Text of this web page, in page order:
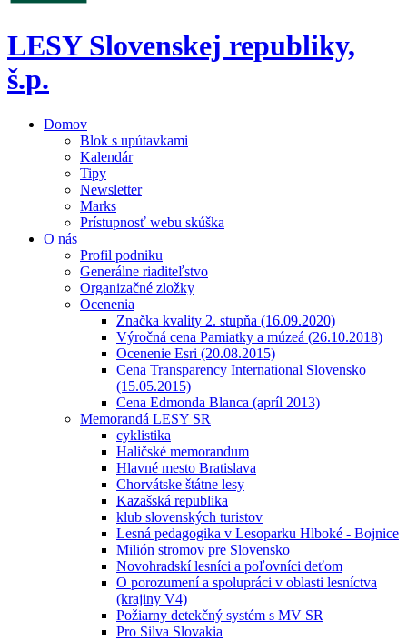
LESY Slovenskej republiky,
š.p.
Domov
Blok s upútavkami
Kalendár
Tipy
Newsletter
Marks
Prístupnosť webu skúška
O nás
Profil podniku
Generálne riaditeľstvo
Organizačné zložky
Ocenenia
Značka kvality 2. stupňa (16.09.2020)
Výročná cena Pamiatky a múzeá (26.10.2018)
Ocenenie Esri (20.08.2015)
Cena Transparency International Slovensko
(15.05.2015)
Cena Edmonda Blanca (apríl 2013)
Memorandá LESY SR
cyklistika
Haličské memorandum
Hlavné mesto Bratislava
Chorvátske štátne lesy
Kazašská republika
klub slovenských turistov
Lesná pedagogika v Lesoparku Hlboké - Bojnice
Milión stromov pre Slovensko
Novohradskí lesníci a poľovníci deťom
O porozumení a spolupráci v oblasti lesníctva
(krajiny V4)
Požiarny detekčný systém s MV SR
Pro Silva Slovakia